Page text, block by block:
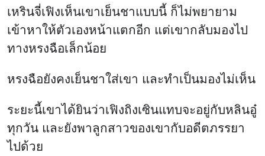
เหรินจี่เฟิงเห็นเขาเย็นชาแบบนี้ ก็ไม่พยายาม
เข้าหาให้ตัวเองหน้าแตกอีก แต่เขากลับมองไป
ทางหรงฉือเล็กน้อย
หรงฉือยังคงเย็นชาใส่เขา และทำเป็นมองไม่เห็น
ระยะนี้เขาได้ยินว่าเฟิงถิงเซินแทบจะอยู่กับหลินอู๋
ทุกวัน และยังพาลูกสาวของเขากับอดีตภรรยา
ไปด้วย